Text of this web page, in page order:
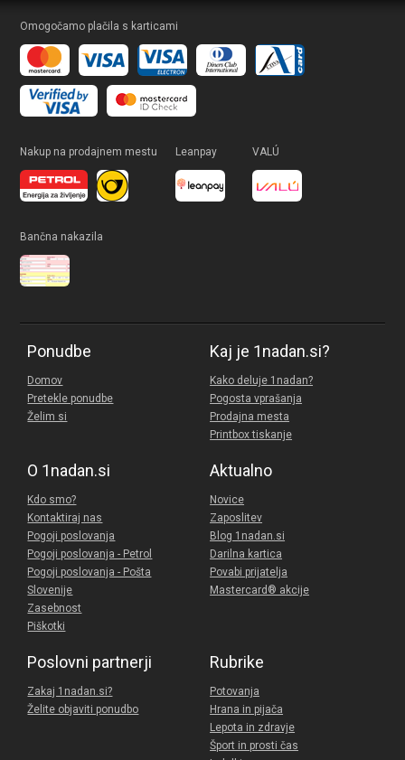
Omogočamo plačila s karticami
Nakup na prodajnem mestu Leanpay VALÚ
Bančna nakazila
Ponudbe
Domov
Pretekle ponudbe
Želim si
Kaj je 1nadan.si?
Kako deluje 1nadan?
Pogosta vprašanja
Prodajna mesta
Printbox tiskanje
O 1nadan.si
Kdo smo?
Kontaktiraj nas
Pogoji poslovanja
Pogoji poslovanja - Petrol
Pogoji poslovanja - Pošta
Slovenije
Zasebnost
Piškotki
Aktualno
Novice
Zaposlitev
Blog 1nadan.si
Darilna kartica
Povabi prijatelja
Mastercard® akcije
Poslovni partnerji
Zakaj 1nadan.si?
Želite objaviti ponudbo
Rubrike
Potovanja
Hrana in pijača
Lepota in zdravje
Šport in prosti čas